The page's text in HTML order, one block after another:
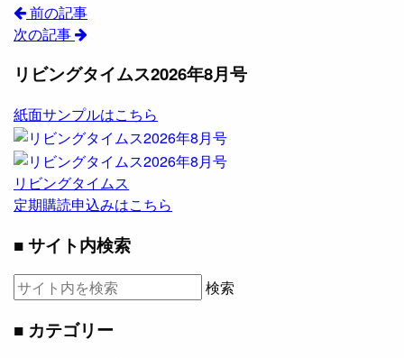
前の記事
次の記事
リビングタイムス2026年8月号
紙面サンプルはこちら
リビングタイムス
定期購読申込みはこちら
■ サイト内検索
検索
■ カテゴリー